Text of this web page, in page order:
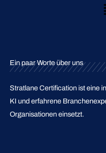
Ein paar Worte über uns
Stratlane Certification ist eine
KI und erfahrene
Organisationen einsetzt.